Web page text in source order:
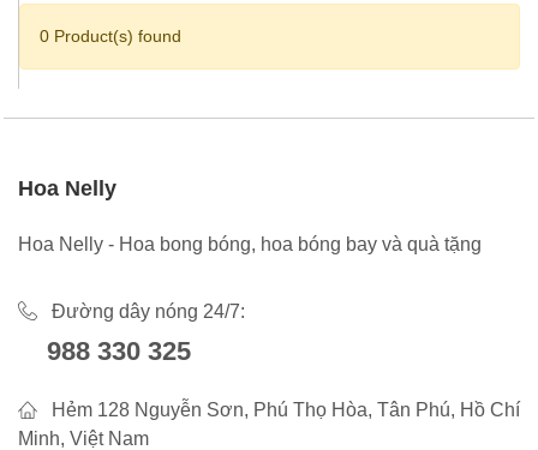
0 Product(s) found
Hoa Nelly
Hoa Nelly - Hoa bong bóng, hoa bóng bay và quà tặng
Đường dây nóng 24/7:
988 330 325
Hẻm 128 Nguyễn Sơn, Phú Thọ Hòa, Tân Phú, Hồ Chí
Minh, Việt Nam